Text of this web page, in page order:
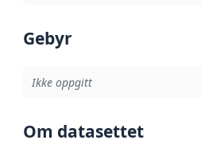
Gebyr
Ikke oppgitt
Om datasettet